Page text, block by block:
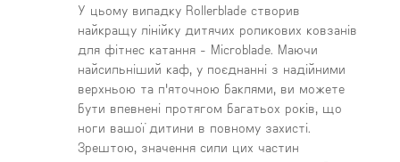
У цьому випадку Rollerblade створив
найкращу лінійку дитячих роликових ковзанів
для фітнес катання - Microblade. Маючи
найсильніший каф, у поєднанні з надійними
верхньою та п'яточною баклями, ви можете
бути впевнені протягом багатьох років, що
ноги вашої дитини в повному захисті.
Зрештою, значення сили цих частин